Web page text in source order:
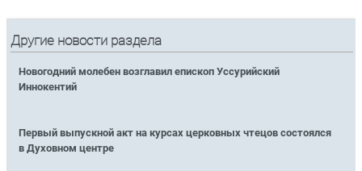
Другие новости раздела
Новогодний молебен возглавил епископ Уссурийский
Иннокентий
Первый выпускной акт на курсах церковных чтецов состоялся
в Духовном центре